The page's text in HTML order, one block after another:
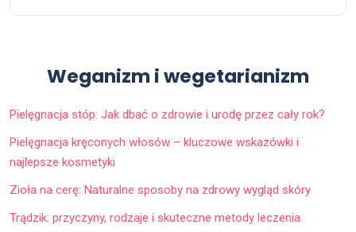
Weganizm i wegetarianizm
Pielęgnacja stóp: Jak dbać o zdrowie i urodę przez cały rok?
Pielęgnacja kręconych włosów – kluczowe wskazówki i
najlepsze kosmetyki
Zioła na cerę: Naturalne sposoby na zdrowy wygląd skóry
Trądzik: przyczyny, rodzaje i skuteczne metody leczenia